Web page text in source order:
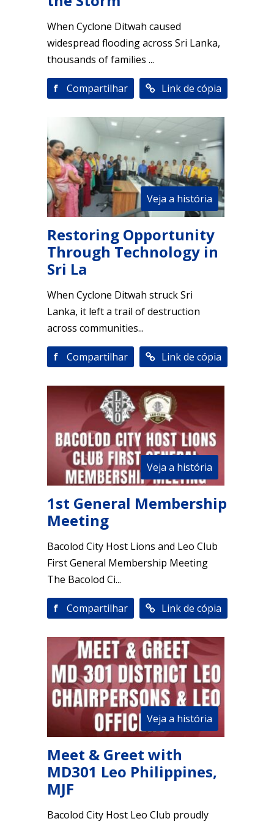
When Cyclone Ditwah caused
widespread flooding across Sri Lanka,
thousands of families ...
f Compartilhar Link de cópia
Veja a história
Restoring Opportunity
Through Technology in
Sri La
When Cyclone Ditwah struck Sri
Lanka, it left a trail of destruction
across communities...
f Compartilhar Link de cópia
Veja a história
1st General Membership
Meeting
Bacolod City Host Lions and Leo Club
First General Membership Meeting
The Bacolod Ci...
f Compartilhar Link de cópia
Veja a história
Meet & Greet with
MD301 Leo Philippines,
MJF
Bacolod City Host Leo Club proudly